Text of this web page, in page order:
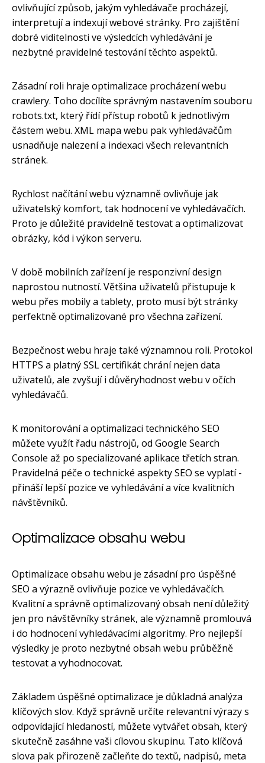
ovlivňující způsob, jakým vyhledávače procházejí,
interpretují a indexují webové stránky. Pro zajištění
dobré viditelnosti ve výsledcích vyhledávání je
nezbytné pravidelné testování těchto aspektů.
Zásadní roli hraje optimalizace procházení webu
crawlery. Toho docílíte správným nastavením souboru
robots.txt, který řídí přístup robotů k jednotlivým
částem webu. XML mapa webu pak vyhledávačům
usnadňuje nalezení a indexaci všech relevantních
stránek.
Rychlost načítání webu významně ovlivňuje jak
uživatelský komfort, tak hodnocení ve vyhledávačích.
Proto je důležité pravidelně testovat a optimalizovat
obrázky, kód i výkon serveru.
V době mobilních zařízení je responzivní design
naprostou nutností. Většina uživatelů přistupuje k
webu přes mobily a tablety, proto musí být stránky
perfektně optimalizované pro všechna zařízení.
Bezpečnost webu hraje také významnou roli. Protokol
HTTPS a platný SSL certifikát chrání nejen data
uživatelů, ale zvyšují i důvěryhodnost webu v očích
vyhledávačů.
K monitorování a optimalizaci technického SEO
můžete využít řadu nástrojů, od Google Search
Console až po specializované aplikace třetích stran.
Pravidelná péče o technické aspekty SEO se vyplatí -
přináší lepší pozice ve vyhledávání a více kvalitních
návštěvníků.
Optimalizace obsahu webu
Optimalizace obsahu webu je zásadní pro úspěšné
SEO a výrazně ovlivňuje pozice ve vyhledávačích.
Kvalitní a správně optimalizovaný obsah není důležitý
jen pro návštěvníky stránek, ale významně promlouvá
i do hodnocení vyhledávacími algoritmy. Pro nejlepší
výsledky je proto nezbytné obsah webu průběžně
testovat a vyhodnocovat.
Základem úspěšné optimalizace je důkladná analýza
klíčových slov. Když správně určíte relevantní výrazy s
odpovídající hledaností, můžete vytvářet obsah, který
skutečně zasáhne vaši cílovou skupinu. Tato klíčová
slova pak přirozeně začleňte do textů, nadpisů, meta